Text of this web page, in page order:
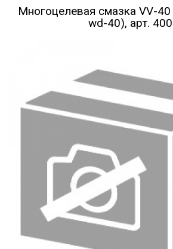
Многоцелевая смазка VV-
wd-40), арт.